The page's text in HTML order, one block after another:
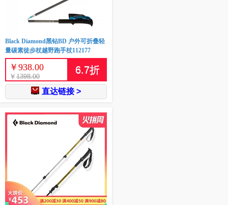
Black Diamond黑钻BD 户外可折叠轻
量碳素徒步杖越野跑手杖112177
￥ 938.00
￥ 1398.00
6.7折
直达链接 >